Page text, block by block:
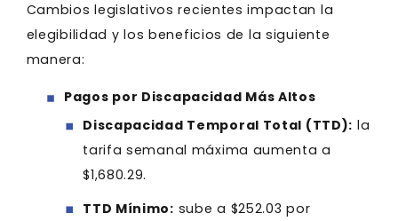
Cambios legislativos recientes impactan la
elegibilidad y los beneficios de la siguiente
manera:
Pagos por Discapacidad Más Altos
Discapacidad Temporal Total (TTD): la
tarifa semanal máxima aumenta a
$1,680.29.
TTD Mínimo: sube a $252.03 por